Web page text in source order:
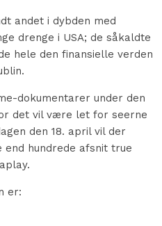
andet i dybden med
drenge i USA; de såkaldte
hele den finansielle verden
dokumentarer under den
det vil være let for seerne
den 18. april vil der
hundrede afsnit true
er: